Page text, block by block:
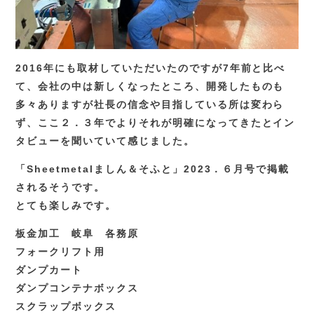
2016年にも取材していただいたのですが7年前と比べ
て、会社の中は新しくなったところ、開発したものも
多々ありますが社長の信念や目指している所は変わら
ず、ここ２．３年でよりそれが明確になってきたとイン
タビューを聞いていて感じました。
「Sheetmetalましん＆そふと」2023．６月号で掲載
されるそうです。
とても楽しみです。
板金加工 岐阜 各務原
フォークリフト用
ダンプカート
ダンプコンテナボックス
スクラップボックス